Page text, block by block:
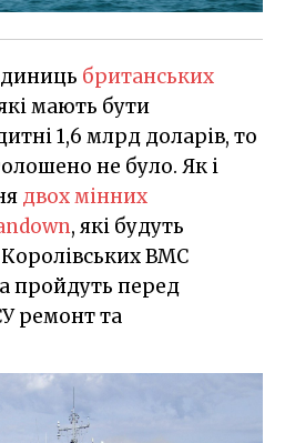
британських
мають бути
1,6 млрд доларів, то
не було. Як і
двох мінних
, які будуть
Королівських ВМС
пройдуть перед
ремонт та